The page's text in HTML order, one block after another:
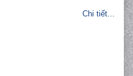
Chi tiết...